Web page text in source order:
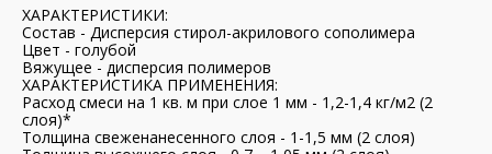
ХАРАКТЕРИСТИКИ:
Состав - Дисперсия стирол-акрилового сополимера
Цвет - голубой
Вяжущее - дисперсия полимеров
ХАРАКТЕРИСТИКА ПРИМЕНЕНИЯ:
Расход смеси на 1 кв. м при слое 1 мм - 1,2-1,4 кг/м2 (2
слоя)*
Толщина свеженанесенного слоя - 1-1,5 мм (2 слоя)